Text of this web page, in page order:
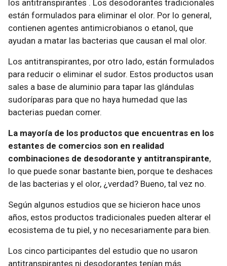
los antitranspirantes . Los desodorantes tradicionales
están formulados para eliminar el olor. Por lo general,
contienen agentes antimicrobianos o etanol, que
ayudan a matar las bacterias que causan el mal olor.
Los antitranspirantes, por otro lado, están formulados
para reducir o eliminar el sudor. Estos productos usan
sales a base de aluminio para tapar las glándulas
sudoríparas para que no haya humedad que las
bacterias puedan comer.
La mayoría de los productos que encuentras en los
estantes de comercios son en realidad
combinaciones de desodorante y antitranspirante,
lo que puede sonar bastante bien, porque te deshaces
de las bacterias y el olor, ¿verdad? Bueno, tal vez no.
Según algunos estudios que se hicieron hace unos
años, estos productos tradicionales pueden alterar el
ecosistema de tu piel, y no necesariamente para bien.
Los cinco participantes del estudio que no usaron
antitranspirantes ni desodorantes tenían más